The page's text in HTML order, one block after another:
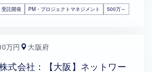
受託開発 PM・プロジェクトマネジメント 500万～
万円 大阪府
式会社：【大阪】ネットワー